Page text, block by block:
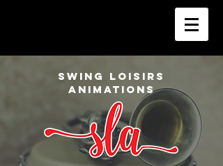
SWING LOISIRS
ANIMATIONS